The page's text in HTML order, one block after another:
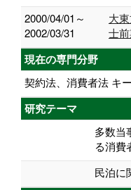
2000/04/01～
2002/03/31
大
士
現在の専門分野
契約法、消費者法 キ
研究テーマ
多数当
る消費
民泊に